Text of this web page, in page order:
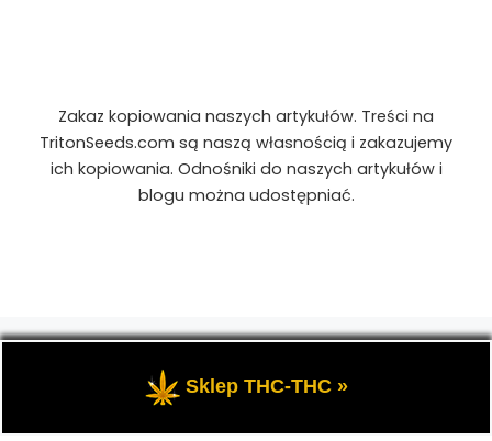
Zakaz kopiowania naszych artykułów. Treści na
TritonSeeds.com są naszą własnością i zakazujemy
ich kopiowania. Odnośniki do naszych artykułów i
blogu można udostępniać.
- Przedstawia portal-blog o Marihuanie,
cannabis, konopiach indyjskich, CBD, RSO, THC.
Sklep THC-THC »